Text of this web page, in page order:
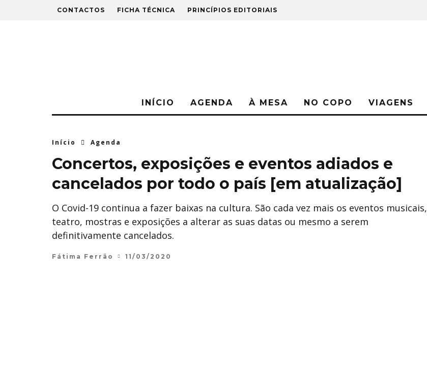
CONTACTOS FICHA TÉCNICA PRINCÍPIOS EDITORIAIS
INÍCIO AGENDA À MESA NO COPO VIAGENS
Início Agenda
Concertos, exposições e eventos adiados e
cancelados por todo o país [em atualização]
O Covid-19 continua a fazer baixas na cultura. São cada vez mais os eventos musicais,
teatro, mostras e exposições a alterar as suas datas ou mesmo a serem
definitivamente cancelados.
Fátima Ferrão 11/03/2020